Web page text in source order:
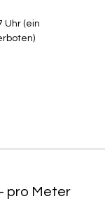
Uhr (ein
pro Meter